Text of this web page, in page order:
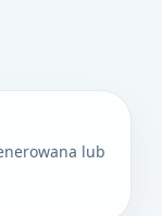
lub